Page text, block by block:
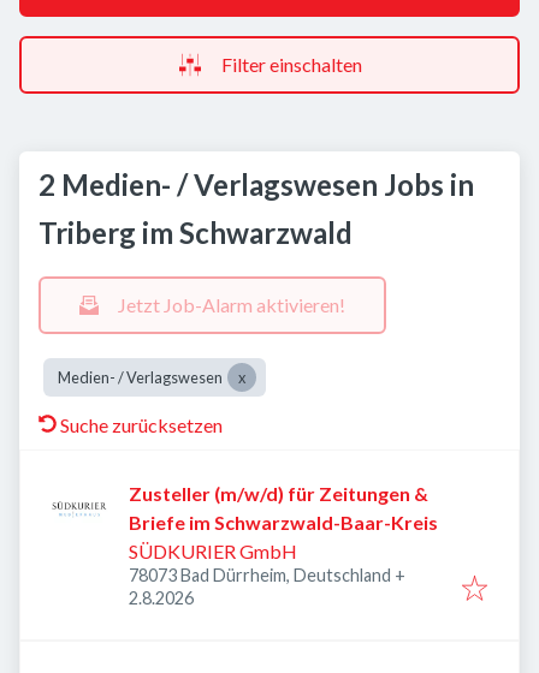
Filter einschalten
2 Medien- / Verlagswesen Jobs in
Triberg im Schwarzwald
Jetzt Job-Alarm aktivieren!
Medien- / Verlagswesen
Suche zurücksetzen
Zusteller (m/w/d) für Zeitungen &
Briefe im Schwarzwald-Baar-Kreis
SÜDKURIER GmbH
78073 Bad Dürrheim, Deutschland +
Veröffentlicht
2.8.2026